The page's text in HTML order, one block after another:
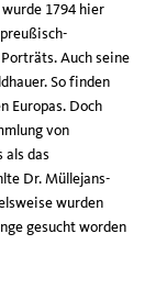
1794 hier
Auch seine
So finden
Europas. Doch
von
als das
Dr. Müllejans-
wurden
gesucht worden